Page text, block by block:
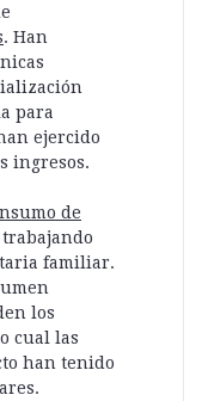
. Han
para
ejercido
ingresos.
de
familiar.
los
cual las
han tenido